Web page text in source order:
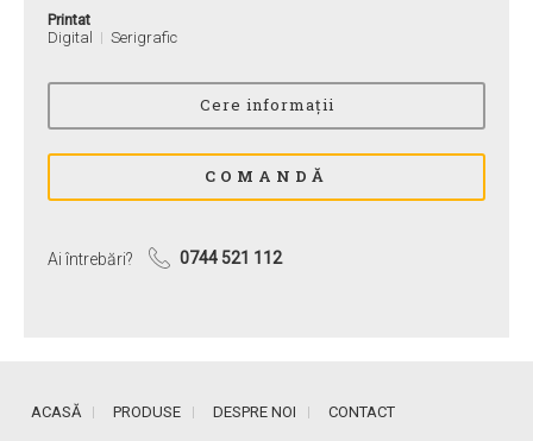
Printat
Digital
Serigrafic
Ai întrebări? 0744 521 112
ACASĂ PRODUSE DESPRE NOI CONTACT